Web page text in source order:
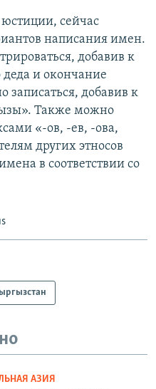
сейчас
написания имен.
добавив к
и окончание
записаться, добавив к
Также можно
«-ов, -ев, -ова,
других этносов
в соответствии со
АЗИЯ